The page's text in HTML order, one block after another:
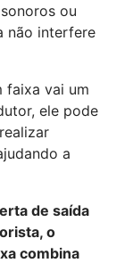
ou
não interfere
faixa vai um
ele pode
a
de saída
o
combina